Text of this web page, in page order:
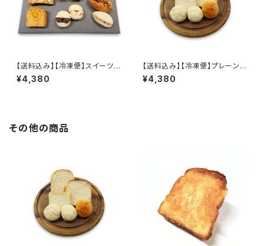
【送料込み】【冷凍便】スイーツ・
惣菜パンセット
¥4,380
【送料込み】【冷凍便】プレーン食
パンセット
¥4,380
その他の商品